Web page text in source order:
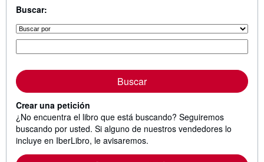
Buscar:
Buscar
Crear una petición
¿No encuentra el libro que está buscando? Seguiremos
buscando por usted. Si alguno de nuestros vendedores lo
incluye en IberLibro, le avisaremos.